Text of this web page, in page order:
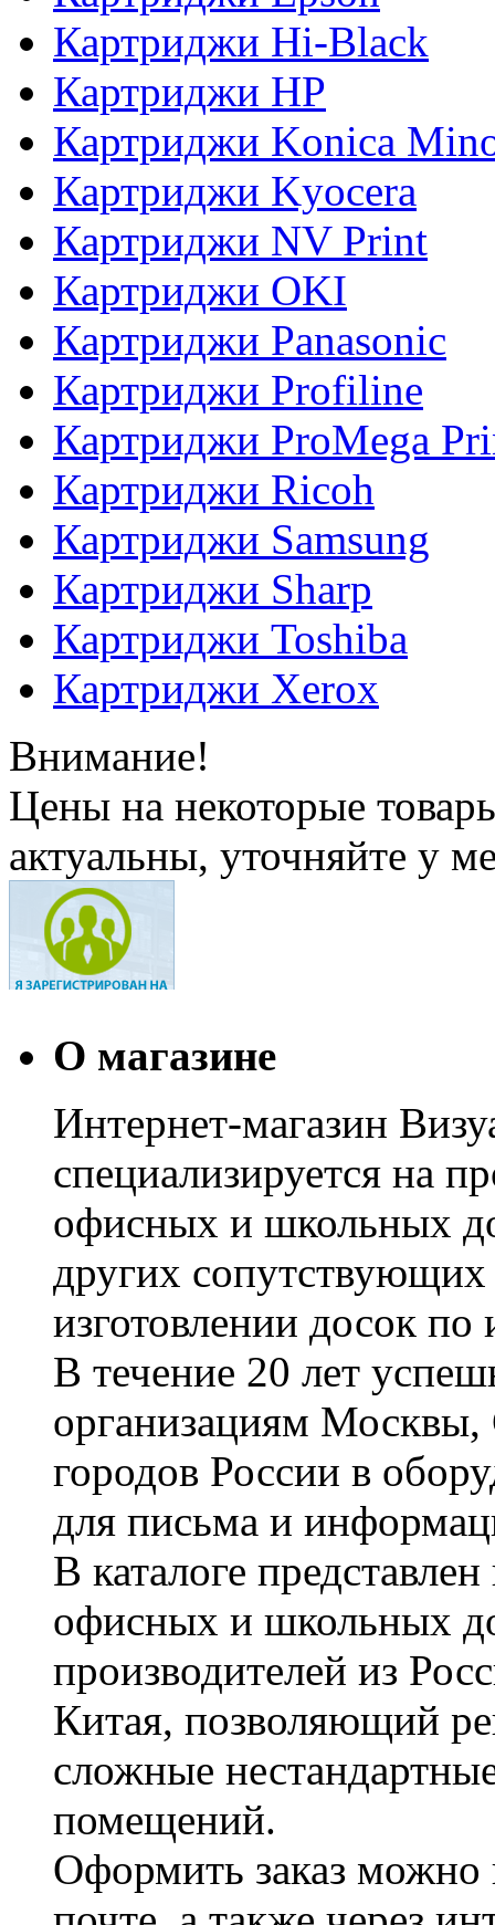
Картриджи Hi-Black
Картриджи HP
Картриджи Konica
Картриджи Kyocera
Картриджи NV Print
Картриджи OKI
Картриджи Panasonic
Картриджи Profiline
Картриджи ProMega
Картриджи Ricoh
Картриджи Samsung
Картриджи Sharp
Картриджи Toshiba
Картриджи Xerox
Внимание!
Цены на некоторые
актуальны, уточняйте у
О магазине
Интернет-магазин
специализируется на
офисных и школьных
других сопутствующих
изготовлении досок по
В течение 20 лет
организациям Москвы,
городов России в
для письма и
В каталоге
офисных и школьных
производителей из
Китая, позволяющий
сложные
помещений.
Оформить заказ можно